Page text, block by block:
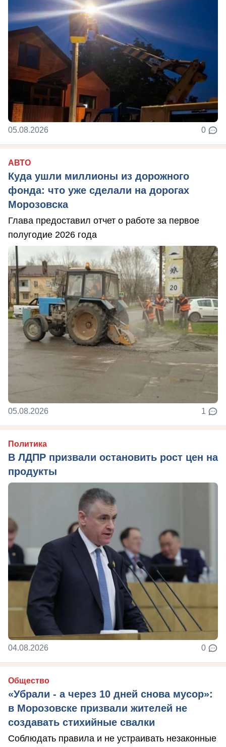
05.08.2026 0
АВТО
Куда ушли миллионы из дорожного
фонда: что уже сделали на дорогах
Морозовска
Глава предоставил отчет о работе за первое
полугодие 2026 года
05.08.2026 1
Политика
В ЛДПР призвали остановить рост цен на
продукты
04.08.2026 0
Общество
«Убрали - а через 10 дней снова мусор»:
в Морозовске призвали жителей не
создавать стихийные свалки
Соблюдать правила и не устраивать незаконные